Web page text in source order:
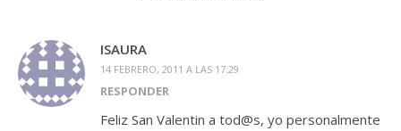
ISAURA
14 FEBRERO, 2011 A LAS 17:29
RESPONDER
Feliz San Valentin a tod@s, yo personalmente